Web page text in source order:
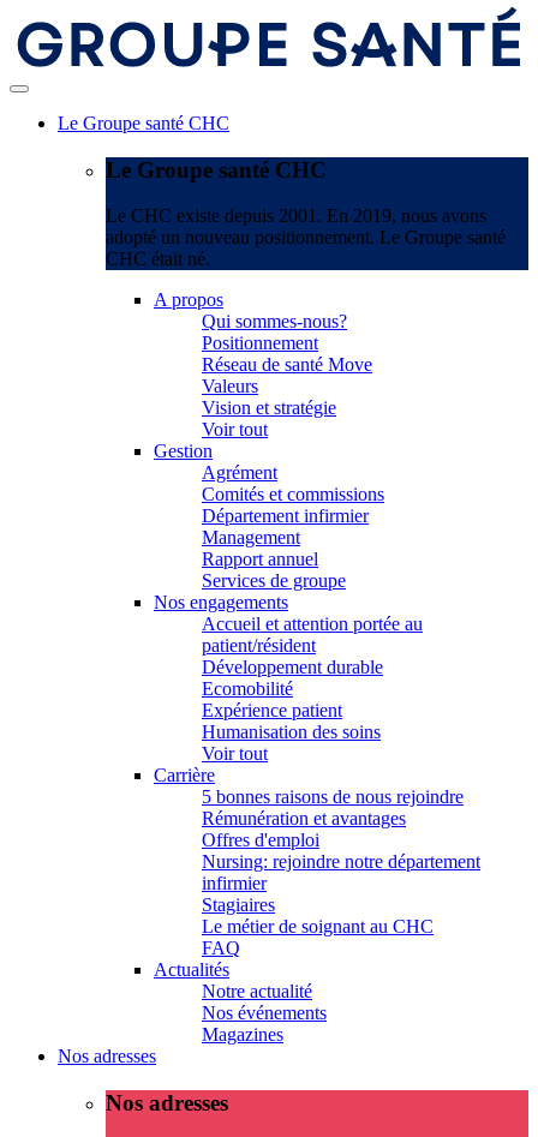
Le Groupe santé CHC
Le Groupe santé CHC
Le CHC existe depuis 2001. En 2019, nous avons
adopté un nouveau positionnement. Le Groupe santé
CHC était né.
A propos
Qui sommes-nous?
Positionnement
Réseau de santé Move
Valeurs
Vision et stratégie
Voir tout
Gestion
Agrément
Comités et commissions
Département infirmier
Management
Rapport annuel
Services de groupe
Nos engagements
Accueil et attention portée au
patient/résident
Développement durable
Ecomobilité
Expérience patient
Humanisation des soins
Voir tout
Carrière
5 bonnes raisons de nous rejoindre
Rémunération et avantages
Offres d'emploi
Nursing: rejoindre notre département
infirmier
Stagiaires
Le métier de soignant au CHC
FAQ
Actualités
Notre actualité
Nos événements
Magazines
Nos adresses
Nos adresses